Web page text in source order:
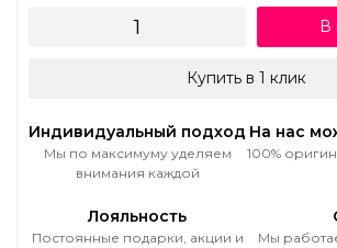
В
Купить в 1 клик
Индивидуальный подход
Мы по максимуму уделяем
внимания каждой
На нас
100%
Лояльность
Постоянные подарки, акции и
Мы